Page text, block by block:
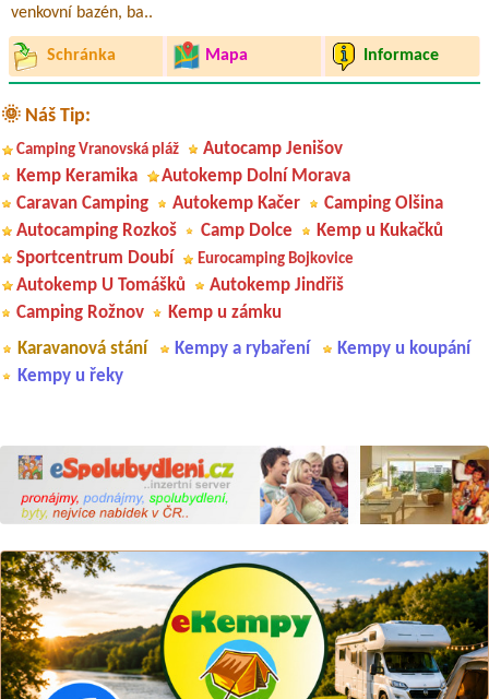
venkovní bazén, ba..
Schránka Mapa Informace
🌞 Náš Tip:
Camping Vranovská pláž
Autocamp Jenišov
Kemp Keramika
Autokemp Dolní Morava
Caravan Camping
Autokemp Kačer
Camping Olšina
Autocamping Rozkoš
Camp Dolce
Kemp u Kukačků
Sportcentrum Doubí
Eurocamping Bojkovice
Autokemp U Tomášků
Autokemp Jindřiš
Camping Rožnov
Kemp u zámku
Karavanová stání
Kempy a rybaření
Kempy u koupání
Kempy u řeky